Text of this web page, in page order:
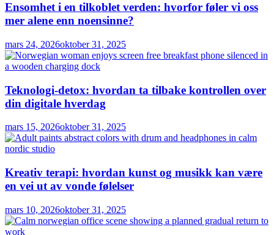
Ensomhet i en tilkoblet verden: hvorfor føler vi oss
mer alene enn noensinne?
mars 24, 2026oktober 31, 2025
Teknologi-detox: hvordan ta tilbake kontrollen over
din digitale hverdag
mars 15, 2026oktober 31, 2025
Kreativ terapi: hvordan kunst og musikk kan være
en vei ut av vonde følelser
mars 10, 2026oktober 31, 2025